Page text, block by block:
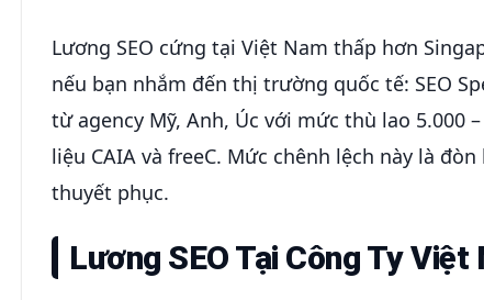
Lương SEO cứng tại Việt Nam thấp hơn
nếu bạn nhắm đến thị trường quốc tế: SEO
từ agency Mỹ, Anh, Úc với mức thù lao 5.000
liệu CAIA và freeC. Mức chênh lệch này là
thuyết phục.
Lương SEO Tại Công Ty